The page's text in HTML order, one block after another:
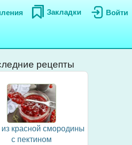
Войти
Закладки
рецепты
красной смородины
с пектином